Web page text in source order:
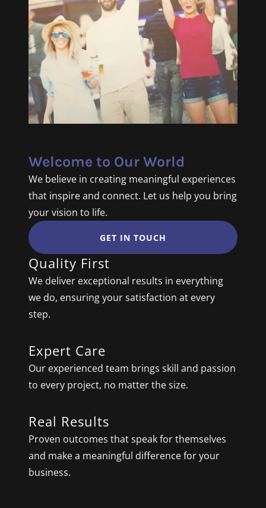
Welcome to Our World
We believe in creating meaningful experiences
that inspire and connect. Let us help you bring
your vision to life.
GET IN TOUCH
Quality First
We deliver exceptional results in everything
we do, ensuring your satisfaction at every
step.
Expert Care
Our experienced team brings skill and passion
to every project, no matter the size.
Real Results
Proven outcomes that speak for themselves
and make a meaningful difference for your
business.